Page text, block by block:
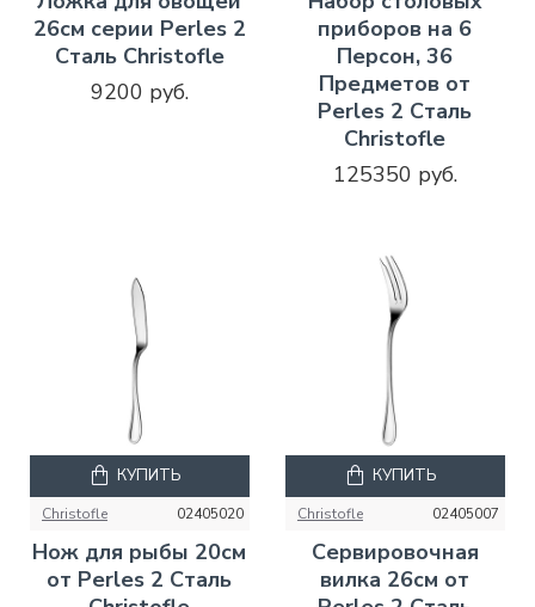
26см серии Perles 2
Сталь Christofle
9200 руб.
приборов на 6
Персон, 36
Предметов от
Perles 2 Сталь
Christofle
125350 руб.
Christofle 02405020
Нож для рыбы 20см
от Perles 2 Сталь
КУПИТЬ
Christofle 02405007
Сервировочная
вилка 26см от
КУПИТЬ